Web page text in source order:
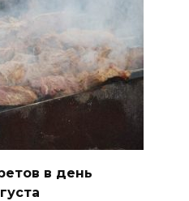
в день